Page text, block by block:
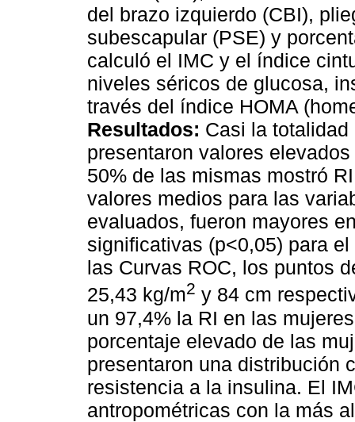
del brazo izquierdo (CBI),
subescapular (PSE) y
calculó el IMC y el índice
niveles séricos de glucosa,
través del índice HOMA
Resultados: Casi la
presentaron valores
50% de las mismas mostró
valores medios para las
evaluados, fueron mayores
significativas (p<0,05) para
las Curvas ROC, los puntos
25,43 kg/m2 y 84 cm
un 97,4% la RI en las
porcentaje elevado de las
presentaron una distribución
resistencia a la insulina. El
antropométricas con la más